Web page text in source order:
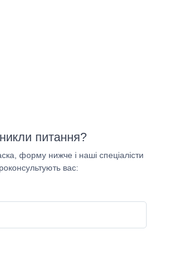
питання?
форму нижче і наші спеціалісти
вас: